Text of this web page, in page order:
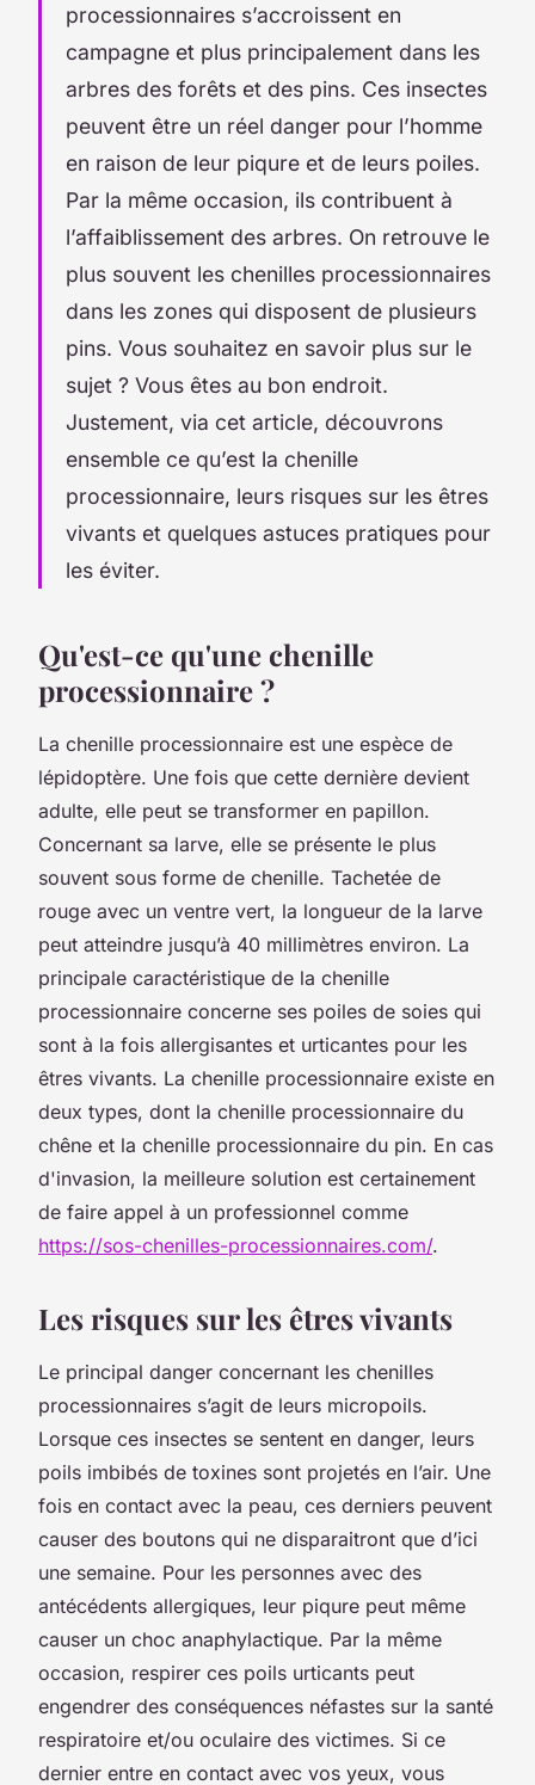
processionnaires s’accroissent en
campagne et plus principalement dans les
arbres des forêts et des pins. Ces insectes
peuvent être un réel danger pour l’homme
en raison de leur piqure et de leurs poiles.
Par la même occasion, ils contribuent à
l’affaiblissement des arbres. On retrouve le
plus souvent les chenilles processionnaires
dans les zones qui disposent de plusieurs
pins. Vous souhaitez en savoir plus sur le
sujet ? Vous êtes au bon endroit.
Justement, via cet article, découvrons
ensemble ce qu’est la chenille
processionnaire, leurs risques sur les êtres
vivants et quelques astuces pratiques pour
les éviter.
Qu'est-ce qu'une chenille
processionnaire ?
La chenille processionnaire est une espèce de
lépidoptère. Une fois que cette dernière devient
adulte, elle peut se transformer en papillon.
Concernant sa larve, elle se présente le plus
souvent sous forme de chenille. Tachetée de
rouge avec un ventre vert, la longueur de la larve
peut atteindre jusqu’à 40 millimètres environ. La
principale caractéristique de la chenille
processionnaire concerne ses poiles de soies qui
sont à la fois allergisantes et urticantes pour les
êtres vivants. La chenille processionnaire existe en
deux types, dont la chenille processionnaire du
chêne et la chenille processionnaire du pin. En cas
d'invasion, la meilleure solution est certainement
de faire appel à un professionnel comme
https://sos-chenilles-processionnaires.com/.
Les risques sur les êtres vivants
Le principal danger concernant les chenilles
processionnaires s’agit de leurs micropoils.
Lorsque ces insectes se sentent en danger, leurs
poils imbibés de toxines sont projetés en l’air. Une
fois en contact avec la peau, ces derniers peuvent
causer des boutons qui ne disparaitront que d’ici
une semaine. Pour les personnes avec des
antécédents allergiques, leur piqure peut même
causer un choc anaphylactique. Par la même
occasion, respirer ces poils urticants peut
engendrer des conséquences néfastes sur la santé
respiratoire et/ou oculaire des victimes. Si ce
dernier entre en contact avec vos yeux, vous